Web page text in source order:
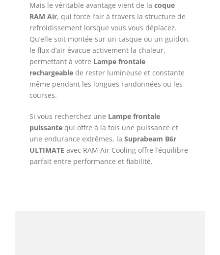
Mais le véritable avantage vient de la coque
RAM Air, qui force l’air à travers la structure de
refroidissement lorsque vous vous déplacez.
Qu’elle soit montée sur un casque ou un guidon,
le flux d’air évacue activement la chaleur,
permettant à votre Lampe frontale
rechargeable de rester lumineuse et constante
même pendant les longues randonnées ou les
courses.
Si vous recherchez une Lampe frontale
puissante qui offre à la fois une puissance et
une endurance extrêmes, la Suprabeam B6r
ULTIMATE avec RAM Air Cooling offre l’équilibre
parfait entre performance et fiabilité.